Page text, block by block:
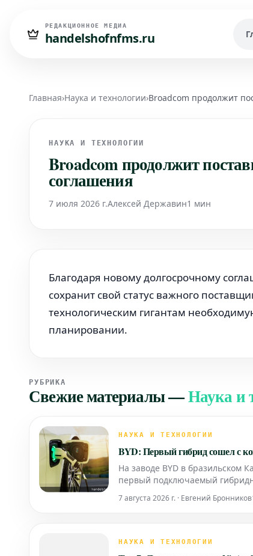
РЕДАКЦИОННОЕ МЕДИА
handelshofnfms.ru
Главная›Наука и технологии›Broadcom продолжит
НАУКА И ТЕХНОЛОГИИ
Broadcom продолжит
соглашения
7 июля 2026 г.Алексей Державин1 мин
Благодаря новому долгосрочному
сохранит свой статус важного
технологическим гигантам
планировании.
РУБРИКА
Свежие материалы—Наука и
НАУКА И ТЕХНОЛОГИИ
BYD: Первый гибрид сошел с
На заводе BYD в бразильском
первый подключаемый
продаж на бразильском рынке.
7 августа 2026 г. · Евгений Бронников
НАУКА И ТЕХНОЛОГИИ